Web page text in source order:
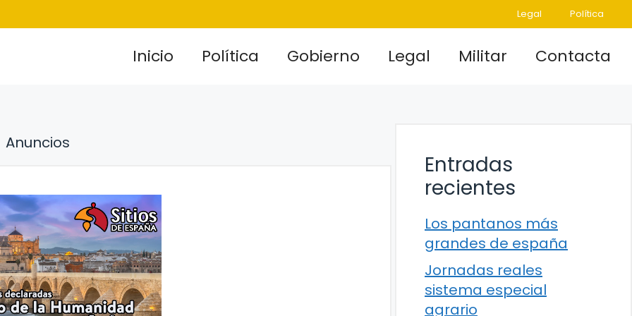
Legal Política
Inicio Política Gobierno Legal Militar Contacta
Anuncios
Entradas
recientes
Los pantanos más
grandes de españa
Jornadas reales
sistema especial
agrario